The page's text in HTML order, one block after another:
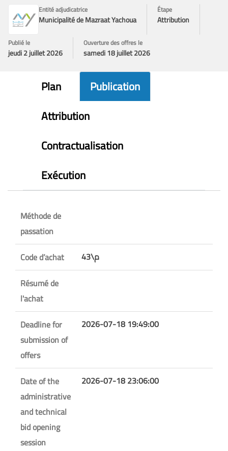
Entité adjudicatrice
Municipalité de Mazraat Yachoua
Étape
Attribution
Publié le
jeudi 2 juillet 2026
Ouverture des offres le
samedi 18 juillet 2026
Plan
Publication
Attribution
Contractualisation
Exécution
Méthode de
passation
Code d’achat
43\م
Résumé de
l'achat
Deadline for
submission of
offers
2026-07-18 19:49:00
Date of the
administrative
and technical
bid opening
session
2026-07-18 23:06:00